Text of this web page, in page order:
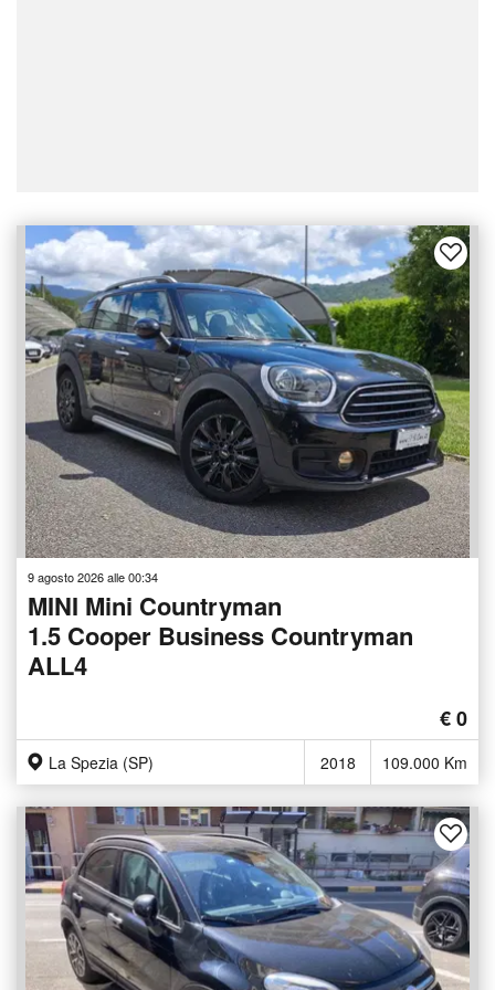
9 agosto 2026 alle 00:34
MINI Mini Countryman
1.5 Cooper Business Countryman
ALL4
€ 0
La Spezia (SP) 2018 109.000 Km